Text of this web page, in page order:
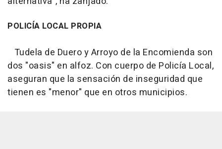
POLICÍA LOCAL PROPIA
Tudela de Duero y Arroyo de la Encomienda son
dos "oasis" en alfoz. Con cuerpo de Policía Local,
aseguran que la sensación de inseguridad que
tienen es "menor" que en otros municipios.